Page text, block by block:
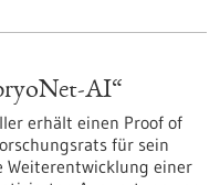
AI“
erhält einen Proof of
für sein
Weiterentwicklung einer